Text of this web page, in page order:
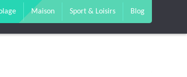
Maison Sport & Loisirs Blog